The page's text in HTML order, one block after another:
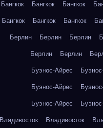
Бангкок Бангкок Бангкок
Бангкок Бангкок Бангкок
Берлин Берлин Берлин
Берлин Берлин
Буэнос-Айрес
Буэнос-Айрес
Буэнос-Айрес
Владивосток Владивосток